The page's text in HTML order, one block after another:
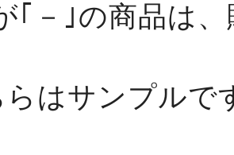
｢－｣の商品は
らはサンプルで